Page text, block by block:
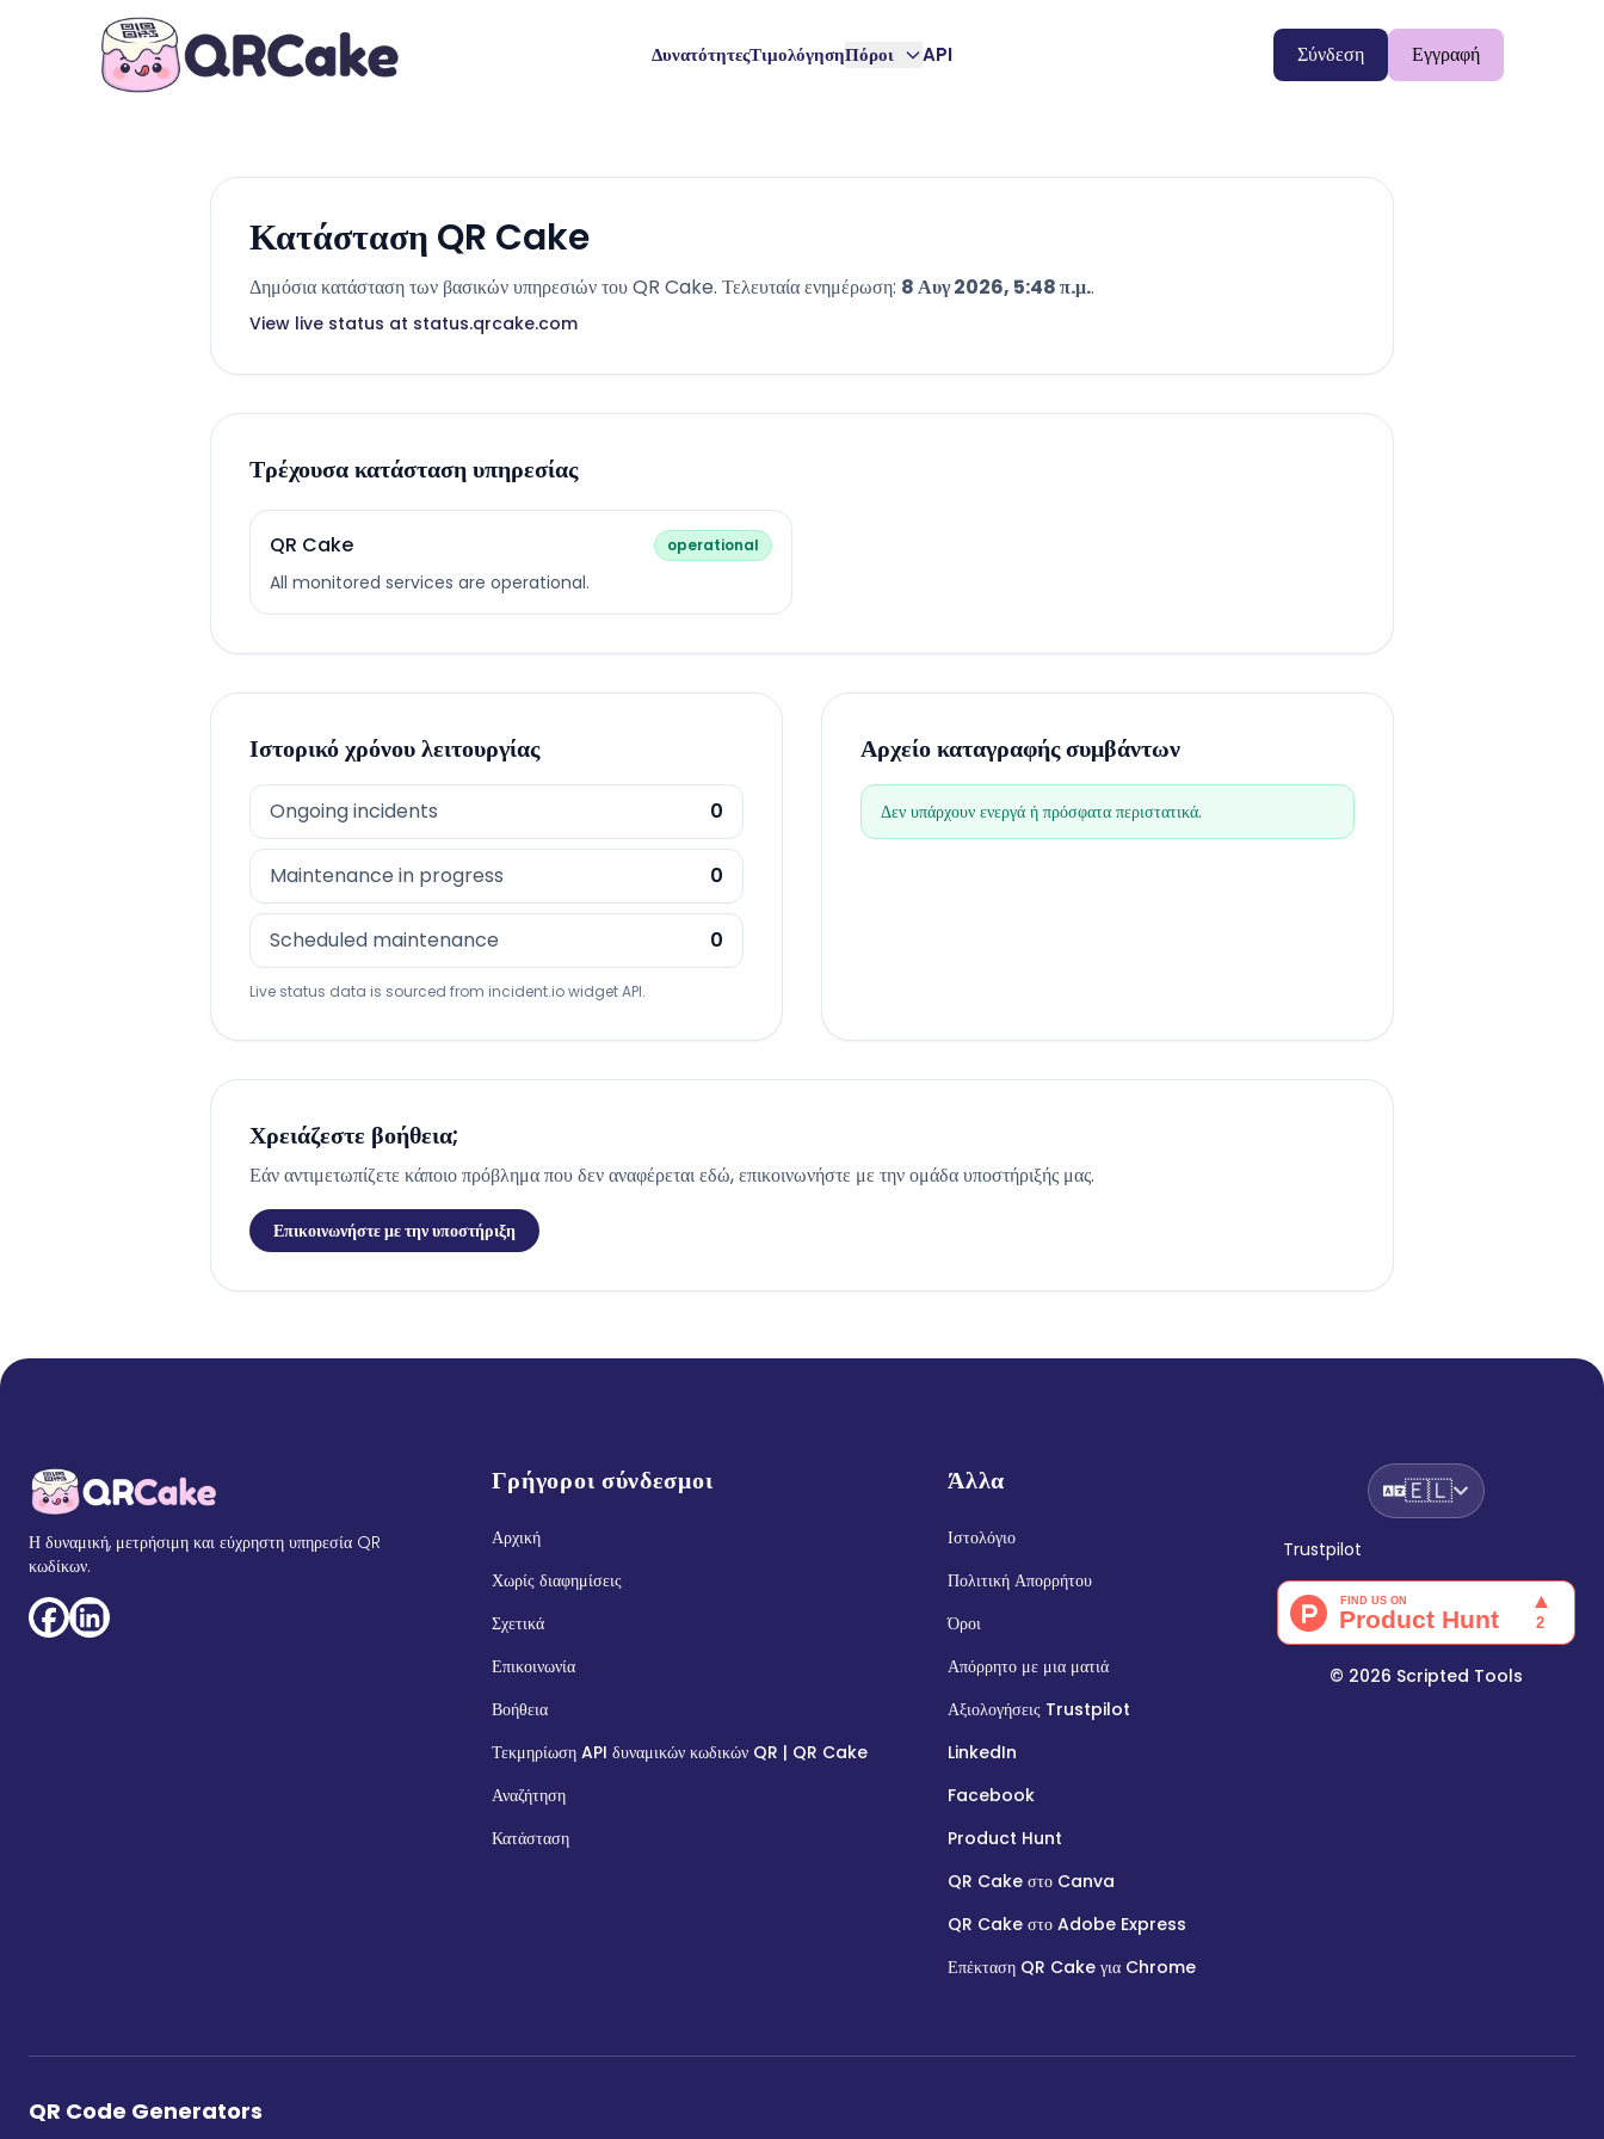
ΔυνατότητεςΤιμολόγησηΠόροι API Σύνδεση Εγγραφή
Κατάσταση QR Cake
Δημόσια κατάσταση των βασικών υπηρεσιών του QR Cake. Τελευταία ενημέρωση: 8 Αυγ 2026, 5:48 π.μ..
View live status at status.qrcake.com
Τρέχουσα κατάσταση υπηρεσίας
QR Cake operational
All monitored services are operational.
Ιστορικό χρόνου λειτουργίας
Ongoing incidents 0
Maintenance in progress 0
Scheduled maintenance 0
Live status data is sourced from incident.io widget API.
Αρχείο καταγραφής συμβάντων
Δεν υπάρχουν ενεργά ή πρόσφατα περιστατικά.
Χρειάζεστε βοήθεια;
Εάν αντιμετωπίζετε κάποιο πρόβλημα που δεν αναφέρεται εδώ, επικοινωνήστε με την ομάδα υποστήριξής μας.
Επικοινωνήστε με την υποστήριξη
Η δυναμική, μετρήσιμη και εύχρηστη υπηρεσία QR
κωδίκων.
Γρήγοροι σύνδεσμοι
Αρχική
Χωρίς διαφημίσεις
Σχετικά
Επικοινωνία
Βοήθεια
Τεκμηρίωση API δυναμικών κωδικών QR | QR Cake
Αναζήτηση
Κατάσταση
Άλλα
Ιστολόγιο
Πολιτική Απορρήτου
Όροι
Απόρρητο με μια ματιά
Αξιολογήσεις Trustpilot
LinkedIn
Facebook
Product Hunt
QR Cake στο Canva
QR Cake στο Adobe Express
Επέκταση QR Cake για Chrome
🇪🇱
Trustpilot
© 2026 Scripted Tools
QR Code Generators